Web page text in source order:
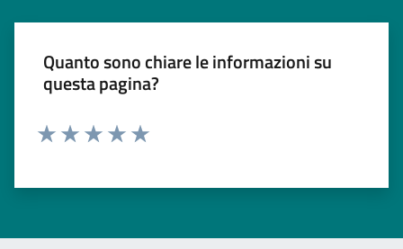
Quanto sono chiare le informazioni su
questa pagina?